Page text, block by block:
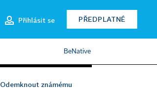
Přihlásit se PŘEDPLATNÉ
BeNative
Odemknout známému